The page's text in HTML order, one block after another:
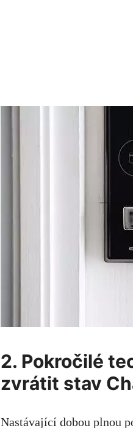
2. Pokročilé
zvrátit stav
Nastávající dobou plnou